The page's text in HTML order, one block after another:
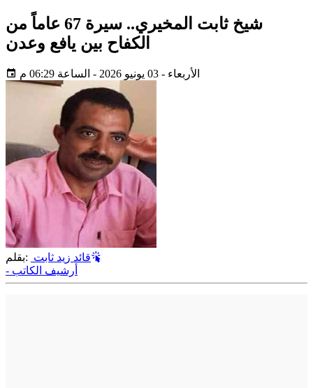
شيخ ثابت المخيري.. سيرة 67 عاماً من
الكفاح بين يافع وعدن
الأربعاء - 03 يونيو 2026 - الساعة 06:29 م
بقلم: قائد زيد ثابت
- أرشيف الكاتب